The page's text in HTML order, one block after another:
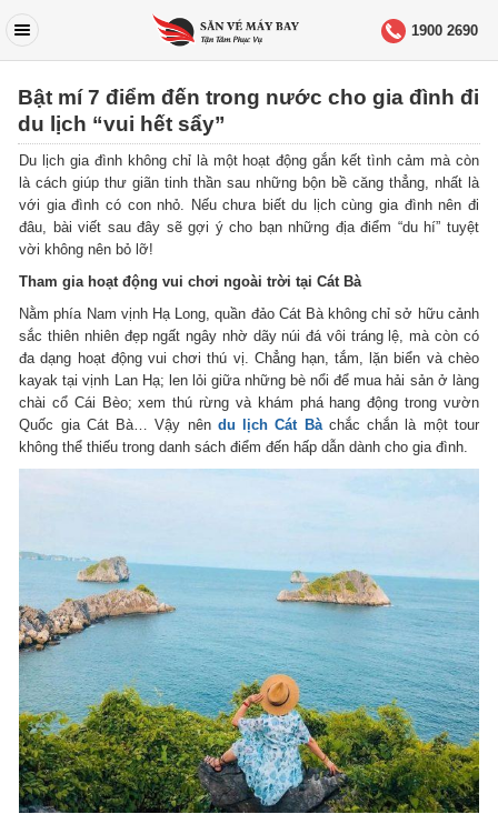
1900 2690
Bật mí 7 điểm đến trong nước cho gia đình đi
du lịch “vui hết sẩy”
Du lịch gia đình không chỉ là một hoạt động gắn kết tình cảm mà còn
là cách giúp thư giãn tinh thần sau những bộn bề căng thẳng, nhất là
với gia đình có con nhỏ. Nếu chưa biết du lịch cùng gia đình nên đi
đâu, bài viết sau đây sẽ gợi ý cho bạn những địa điểm “du hí” tuyệt
vời không nên bỏ lỡ!
Tham gia hoạt động vui chơi ngoài trời tại Cát Bà
Nằm phía Nam vịnh Hạ Long, quần đảo Cát Bà không chỉ sở hữu cảnh
sắc thiên nhiên đẹp ngất ngây nhờ dãy núi đá vôi tráng lệ, mà còn có
đa dạng hoạt động vui chơi thú vị. Chẳng hạn, tắm, lặn biển và chèo
kayak tại vịnh Lan Hạ; len lỏi giữa những bè nổi để mua hải sản ở làng
chài cổ Cái Bèo; xem thú rừng và khám phá hang động trong vườn
Quốc gia Cát Bà… Vậy nên du lịch Cát Bàchắc chắn là một tour
không thể thiếu trong danh sách điểm đến hấp dẫn dành cho gia đình.